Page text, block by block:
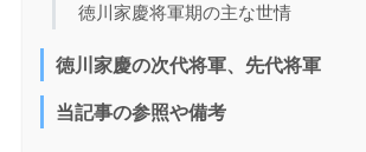
徳川家慶将軍期の主な世情
徳川家慶の次代将軍、先代将軍
当記事の参照や備考